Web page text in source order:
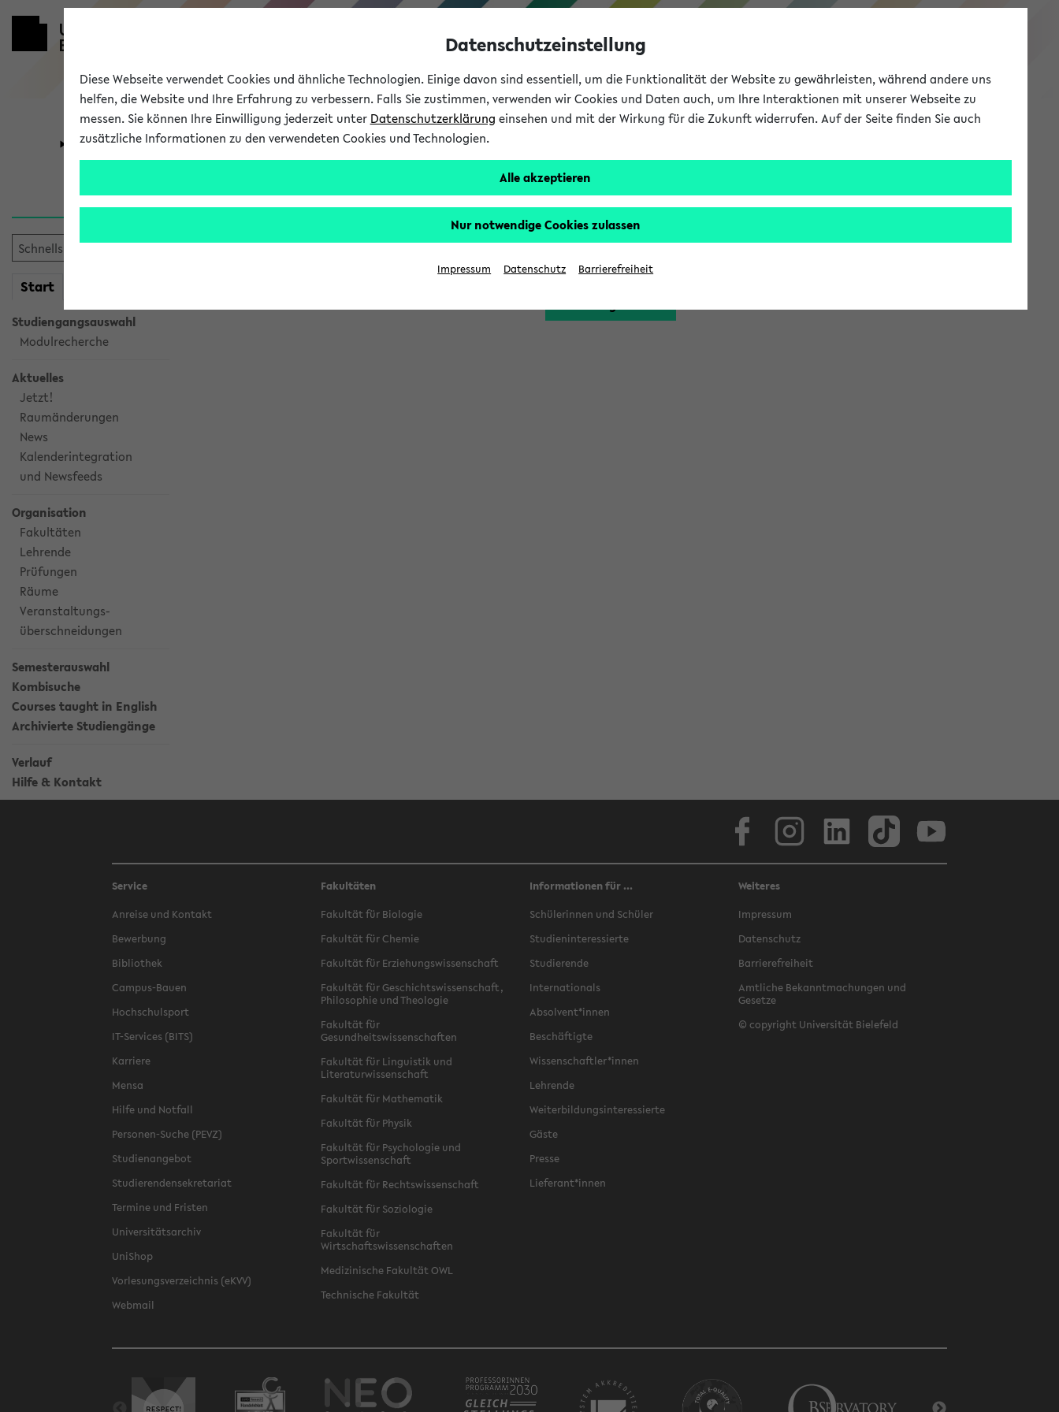
eKVV
Universität Forschung Studium
Start
Studiengangsauswahl
Modulrecherche
Aktuelles
Jetzt!
Raumänderungen
News
Kalenderintegration
und Newsfeeds
Organisation
Fakultäten
Lehrende
Prüfungen
Räume
Veranstaltungs-
überschneidungen
Semesterauswahl
Kombisuche
Courses taught in English
Archivierte Studiengänge
Verlauf
Hilfe & Kontakt
Sie möchten auf eine eKVV Funktion zugreifen, die Ihnen erst nach einer Anmeldung am System zur Verfügung steht.
Bitte melden Sie sich an:
Service
Anreise und Kontakt
Bewerbung
Bibliothek
Campus-Bauen
Hochschulsport
IT-Services (BITS)
Karriere
Mensa
Hilfe und Notfall
Personen-Suche (PEVZ)
Studienangebot
Studierendensekretariat
Termine und Fristen
Universitätsarchiv
UniShop
Vorlesungsverzeichnis (eKVV)
Webmail
Fakultäten
Fakultät für Biologie
Fakultät für Chemie
Fakultät für Erziehungswissenschaft
Fakultät für Geschichtswissenschaft,
Philosophie und Theologie
Fakultät für
Gesundheitswissenschaften
Fakultät für Linguistik und
Literaturwissenschaft
Fakultät für Mathematik
Fakultät für Physik
Fakultät für Psychologie und
Sportwissenschaft
Fakultät für Rechtswissenschaft
Fakultät für Soziologie
Fakultät für
Wirtschaftswissenschaften
Medizinische Fakultät OWL
Technische Fakultät
Informationen für ...
Schülerinnen und Schüler
Studieninteressierte
Studierende
Internationals
Absolvent*innen
Beschäftigte
Wissenschaftler*innen
Lehrende
Weiterbildungsinteressierte
Gäste
Presse
Lieferant*innen
Weiteres
Impressum
Datenschutz
Barrierefreiheit
Amtliche Bekanntmachungen und
Gesetze
© copyright Universität Bielefeld
Datenschutzeinstellung
Diese Webseite verwendet Cookies und ähnliche Technologien. Einige davon sind essentiell, um die Funktionalität der Website zu gewährleisten, während andere uns
helfen, die Website und Ihre Erfahrung zu verbessern. Falls Sie zustimmen, verwenden wir Cookies und Daten auch, um Ihre Interaktionen mit unserer Webseite zu
messen. Sie können Ihre Einwilligung jederzeit unter Datenschutzerklärung einsehen und mit der Wirkung für die Zukunft widerrufen. Auf der Seite finden Sie auch
zusätzliche Informationen zu den verwendeten Cookies und Technologien.
Alle akzeptieren
Nur notwendige Cookies zulassen
Impressum Datenschutz Barrierefreiheit